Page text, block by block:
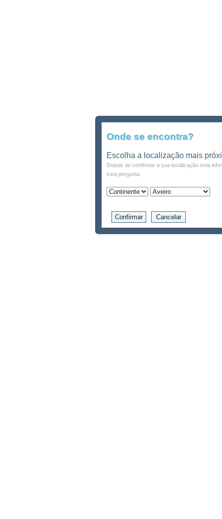
Onde se encontra?
Escolha a localização mais
Depois de confirmar a sua localização esta
esta pergunta.